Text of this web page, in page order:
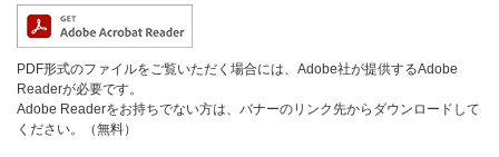
PDF形式のファイルをご覧いただく場合には、Adobe社が提供するAdobe
Readerが必要です。
Adobe Readerをお持ちでない方は、バナーのリンク先からダウンロードして
ください。（無料）